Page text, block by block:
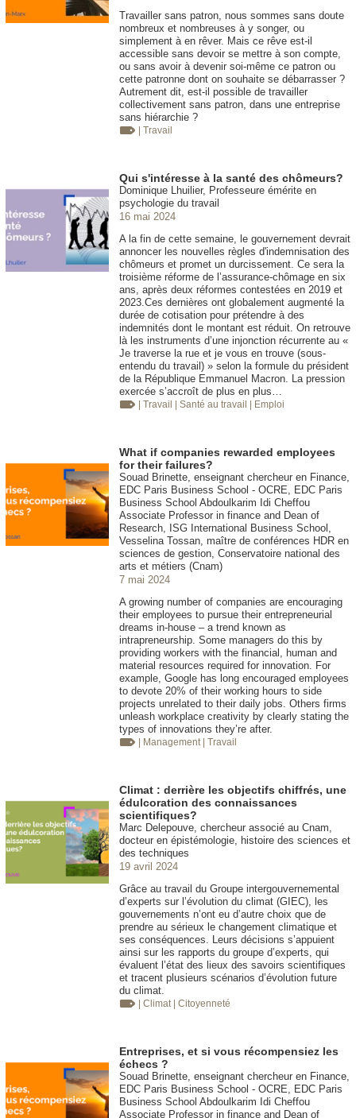
Travailler sans patron, nous sommes sans doute
nombreux et nombreuses à y songer, ou
simplement à en rêver. Mais ce rêve est-il
accessible sans devoir se mettre à son compte,
ou sans avoir à devenir soi-même ce patron ou
cette patronne dont on souhaite se débarrasser ?
Autrement dit, est-il possible de travailler
collectivement sans patron, dans une entreprise
sans hiérarchie ?
| Travail
Qui s'intéresse à la santé des chômeurs?
Dominique Lhuilier, Professeure émérite en
psychologie du travail
16 mai 2024
A la fin de cette semaine, le gouvernement devrait
annoncer les nouvelles règles d'indemnisation des
chômeurs et promet un durcissement. Ce sera la
troisième réforme de l’assurance-chômage en six
ans, après deux réformes contestées en 2019 et
2023.Ces dernières ont globalement augmenté la
durée de cotisation pour prétendre à des
indemnités dont le montant est réduit. On retrouve
là les instruments d’une injonction récurrente au «
Je traverse la rue et je vous en trouve (sous-
entendu du travail) » selon la formule du président
de la République Emmanuel Macron. La pression
exercée s’accroît de plus en plus…
| Travail | Santé au travail | Emploi
What if companies rewarded employees
for their failures?
Souad Brinette, enseignant chercheur en Finance,
EDC Paris Business School - OCRE, EDC Paris
Business School Abdoulkarim Idi Cheffou
Associate Professor in finance and Dean of
Research, ISG International Business School,
Vesselina Tossan, maître de conférences HDR en
sciences de gestion, Conservatoire national des
arts et métiers (Cnam)
7 mai 2024
A growing number of companies are encouraging
their employees to pursue their entrepreneurial
dreams in-house – a trend known as
intrapreneurship. Some managers do this by
providing workers with the financial, human and
material resources required for innovation. For
example, Google has long encouraged employees
to devote 20% of their working hours to side
projects unrelated to their daily jobs. Others firms
unleash workplace creativity by clearly stating the
types of innovations they’re after.
| Management | Travail
Climat : derrière les objectifs chiffrés, une
édulcoration des connaissances
scientifiques?
Marc Delepouve, chercheur associé au Cnam,
docteur en épistémologie, histoire des sciences et
des techniques
19 avril 2024
Grâce au travail du Groupe intergouvernemental
d’experts sur l’évolution du climat (GIEC), les
gouvernements n’ont eu d’autre choix que de
prendre au sérieux le changement climatique et
ses conséquences. Leurs décisions s’appuient
ainsi sur les rapports du groupe d’experts, qui
évaluent l’état des lieux des savoirs scientifiques
et tracent plusieurs scénarios d’évolution future
du climat.
| Climat | Citoyenneté
Entreprises, et si vous récompensiez les
échecs ?
Souad Brinette, enseignant chercheur en Finance,
EDC Paris Business School - OCRE, EDC Paris
Business School Abdoulkarim Idi Cheffou
Associate Professor in finance and Dean of